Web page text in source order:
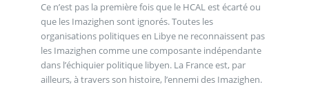
Ce n’est pas la première fois que le HCAL est écarté ou
que les Imazighen sont ignorés. Toutes les
organisations politiques en Libye ne reconnaissent pas
les Imazighen comme une composante indépendante
dans l’échiquier politique libyen. La France est, par
ailleurs, à travers son histoire, l’ennemi des Imazighen.